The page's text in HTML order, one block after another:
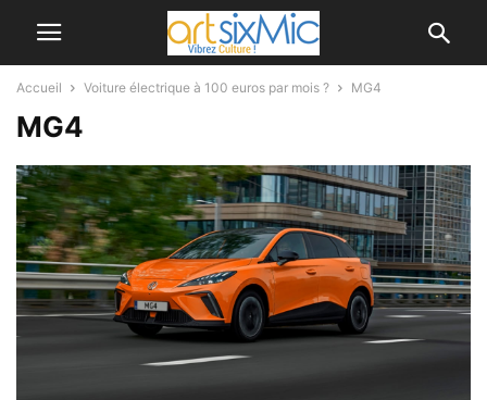
Accueil Voiture électrique à 100 euros par mois ? MG4
MG4